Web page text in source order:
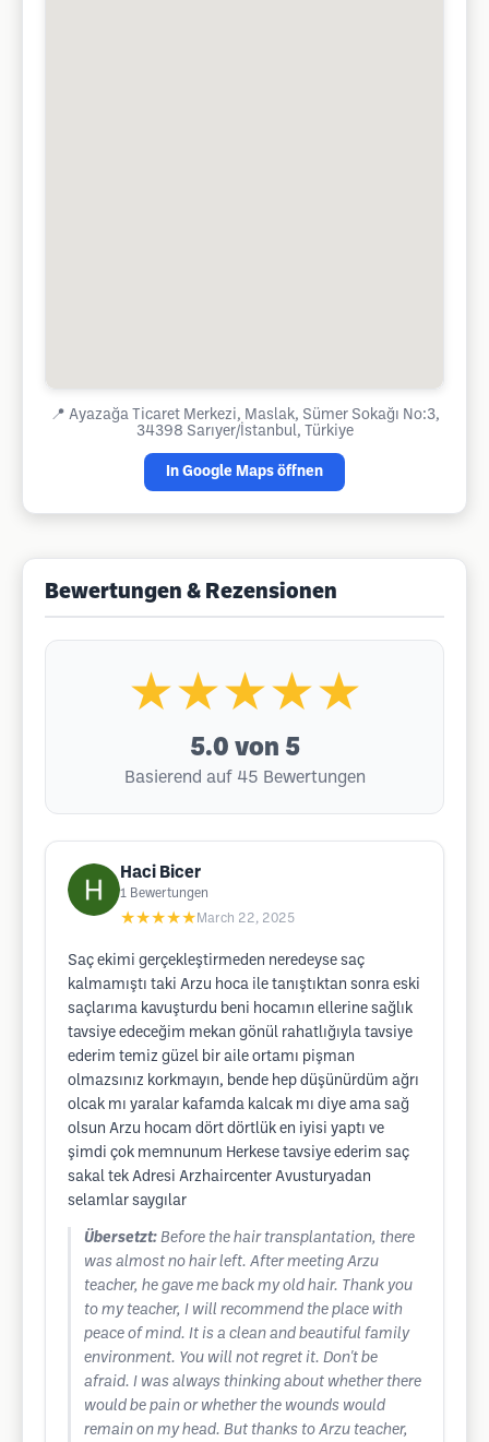
📍 Ayazağa Ticaret Merkezi, Maslak, Sümer Sokağı No:3,
34398 Sarıyer/İstanbul, Türkiye
In Google Maps öffnen
Bewertungen & Rezensionen
★★★★★
5.0 von 5
Basierend auf 45 Bewertungen
Haci Bicer
1 Bewertungen
★★★★★ March 22, 2025
Saç ekimi gerçekleştirmeden neredeyse saç
kalmamıştı taki Arzu hoca ile tanıştıktan sonra eski
saçlarıma kavuşturdu beni hocamın ellerine sağlık
tavsiye edeceğim mekan gönül rahatlığıyla tavsiye
ederim temiz güzel bir aile ortamı pişman
olmazsınız korkmayın, bende hep düşünürdüm ağrı
olcak mı yaralar kafamda kalcak mı diye ama sağ
olsun Arzu hocam dört dörtlük en iyisi yaptı ve
şimdi çok memnunum Herkese tavsiye ederim saç
sakal tek Adresi Arzhaircenter Avusturyadan
selamlar saygılar
Übersetzt: Before the hair transplantation, there
was almost no hair left. After meeting Arzu
teacher, he gave me back my old hair. Thank you
to my teacher, I will recommend the place with
peace of mind. It is a clean and beautiful family
environment. You will not regret it. Don't be
afraid. I was always thinking about whether there
would be pain or whether the wounds would
remain on my head. But thanks to Arzu teacher,